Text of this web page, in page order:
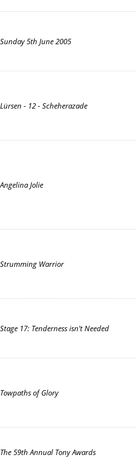
Sunday 5th June 2005
Lürsen - 12 - Scheherazade
Angelina Jolie
Strumming Warrior
Stage 17: Tenderness isn't Needed
Towpaths of Glory
The 59th Annual Tony Awards